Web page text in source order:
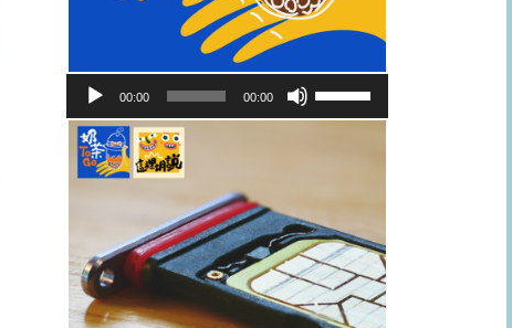
播
放
00:00 00:00
鍵
以
提
高